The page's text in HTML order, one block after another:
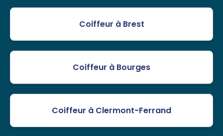
Coiffeur à Brest
Coiffeur à Bourges
Coiffeur à Clermont-Ferrand